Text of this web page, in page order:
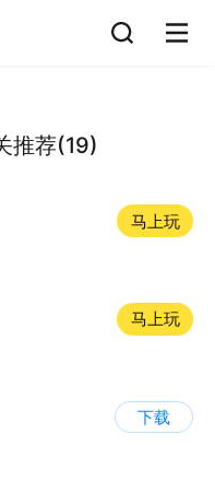
推荐(19)
马上玩
马上玩
下载